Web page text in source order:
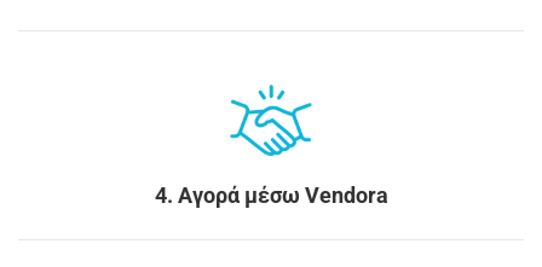
4. Αγορά μέσω Vendora